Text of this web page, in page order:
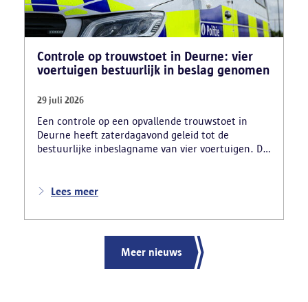
Controle op trouwstoet in Deurne: vier
voertuigen bestuurlijk in beslag genomen
29 juli 2026
Een controle op een opvallende trouwstoet in
Deurne heeft zaterdagavond geleid tot de
bestuurlijke inbeslagname van vier voertuigen. De
nadat meerdere weggebruikers melding hadden
ernstige verkeershinder die dat als gevolg had.
Lees meer
Meer nieuws